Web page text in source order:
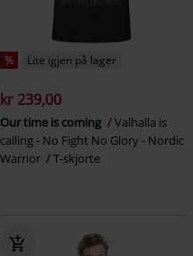
% Lite igjen på lager
kr 239,00
Our time is coming
Valhalla is
calling - No Fight No Glory - Nordic
Warrior
T-skjorte